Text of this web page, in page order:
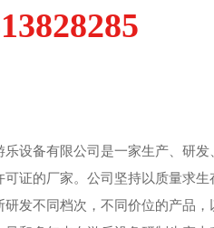
乐设备有限公司是一家生产、研
可证的厂家。公司坚持以质量求
研发不同档次，不同价位的产品